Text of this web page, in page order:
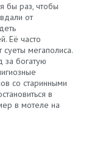
бы раз, чтобы
от
Её часто
мегаполиса.
за богатую
со старинными
в
в мотеле на